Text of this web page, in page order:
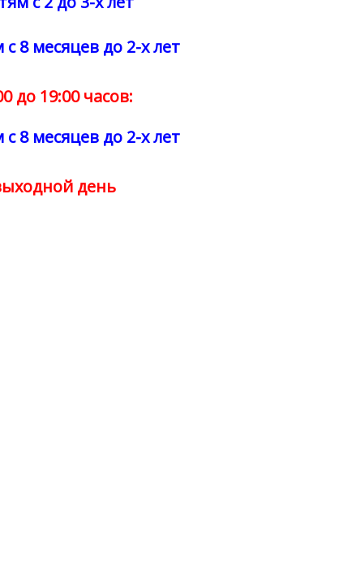
8 месяцев до 2-х лет
до 19:00 часов:
8 месяцев до 2-х лет
день